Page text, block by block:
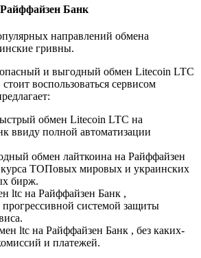
Банк
направлений обмена
гривны.
и выгодный обмен Litecoin LTC
воспользоваться сервисом
обмен Litecoin LTC на
ввиду полной автоматизации
обмен лайткоина на Райффайзен
курса ТОПовых мировых и украинских
бирж.
ltc на Райффайзен Банк ,
системой защиты
ltс на Райффайзен Банк , без каких-
и платежей.